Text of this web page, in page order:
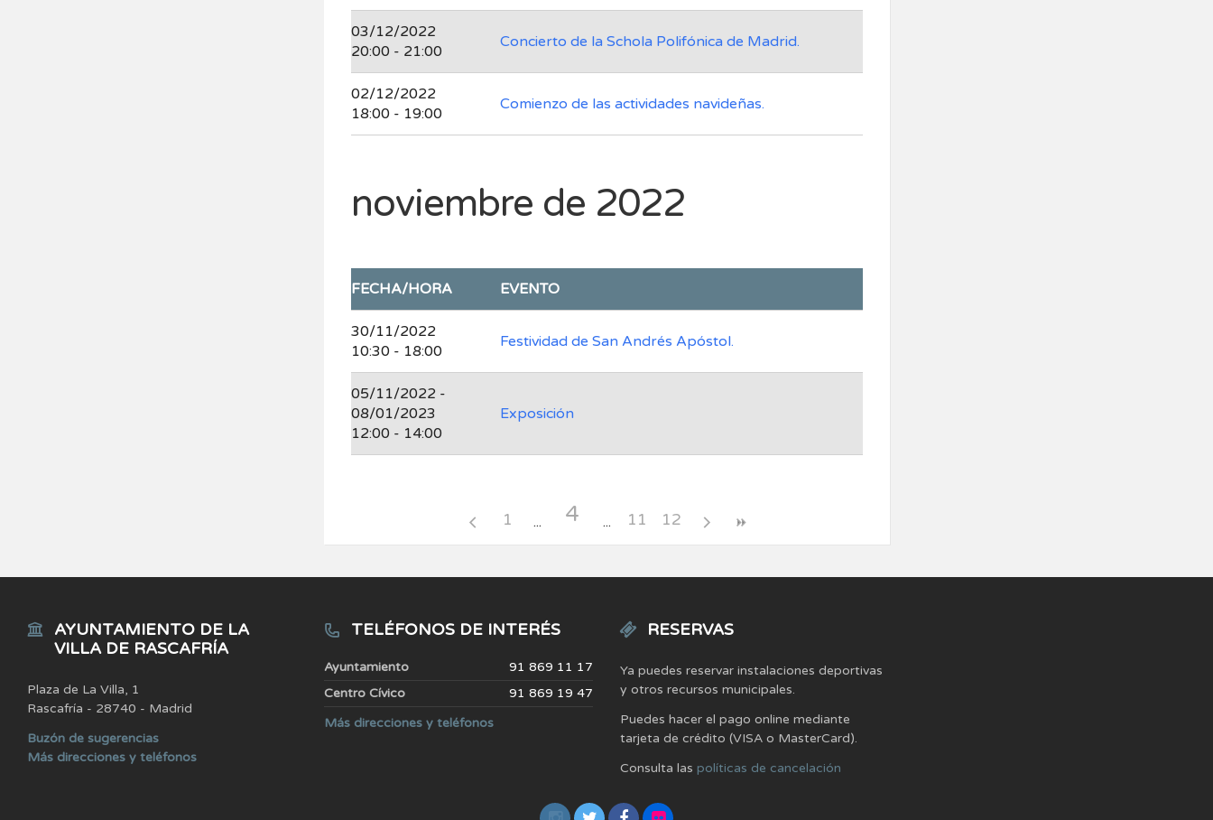
03/12/2022
20:00 - 21:00
Concierto de la Schola Polifónica de Madrid.
02/12/2022
18:00 - 19:00
Comienzo de las actividades navideñas.
noviembre de 2022
FECHA/HORA EVENTO
30/11/2022
10:30 - 18:00
Festividad de San Andrés Apóstol.
05/11/2022 -
08/01/2023
12:00 - 14:00
Exposición
1 4 11 12
AYUNTAMIENTO DE LA
VILLA DE RASCAFRÍA
Plaza de La Villa, 1
Rascafría - 28740 - Madrid
Buzón de sugerencias
Más direcciones y teléfonos
TELÉFONOS DE INTERÉS
Ayuntamiento
91 869 11 17
Centro Cívico
91 869 19 47
Más direcciones y teléfonos
RESERVAS
Ya puedes reservar instalaciones deportivas
y otros recursos municipales.
Puedes hacer el pago online mediante
tarjeta de crédito (VISA o MasterCard).
Consulta las políticas de cancelación